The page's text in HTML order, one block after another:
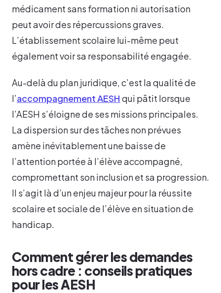
médicament sans formation ni autorisation
peut avoir des répercussions graves.
L’établissement scolaire lui-même peut
également voir sa responsabilité engagée.
Au-delà du plan juridique, c’est la qualité de
l’accompagnement AESH qui pâtit lorsque
l’AESH s’éloigne de ses missions principales.
La dispersion sur des tâches non prévues
amène inévitablement une baisse de
l’attention portée à l’élève accompagné,
compromettant son inclusion et sa progression.
Il s’agit là d’un enjeu majeur pour la réussite
scolaire et sociale de l’élève en situation de
handicap.
Comment gérer les demandes
hors cadre : conseils pratiques
pour les AESH